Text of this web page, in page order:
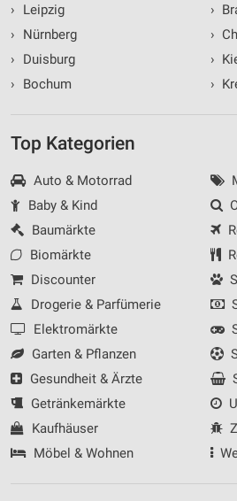
›
Leipzig
›
Nürnberg
›
Duisburg
›
Bochum
›
›
›
›
Top Kategorien
Auto & Motorrad
Baby & Kind
Baumärkte
Biomärkte
Discounter
Drogerie & Parfümerie
Elektromärkte
Garten & Pflanzen
Gesundheit & Ärzte
Getränkemärkte
Kaufhäuser
Möbel & Wohnen